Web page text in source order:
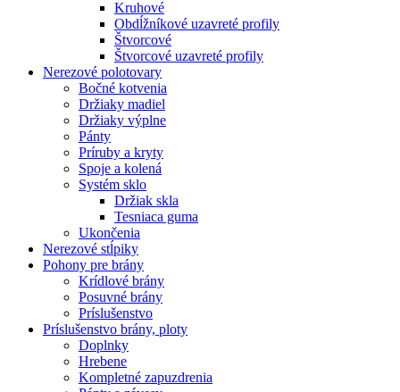
Kruhové
Obdĺžníkové uzavreté profily
Štvorcové
Štvorcové uzavreté profily
Nerezové polotovary
Bočné kotvenia
Držiaky madiel
Držiaky výplne
Pánty
Príruby a kryty
Spoje a kolená
Systém sklo
Držiak skla
Tesniaca guma
Ukončenia
Nerezové stĺpiky
Pohony pre brány
Krídlové brány
Posuvné brány
Príslušenstvo
Príslušenstvo brány, ploty
Doplnky
Hrebene
Kompletné zapuzdrenia